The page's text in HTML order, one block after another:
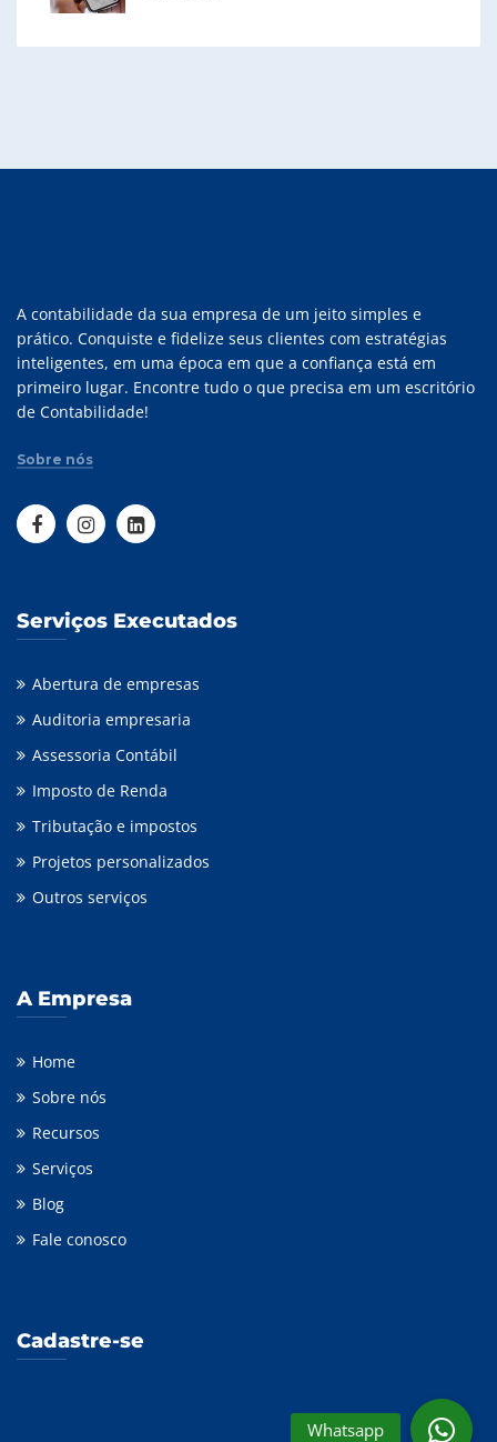
A contabilidade da sua empresa de um jeito simples e
prático. Conquiste e fidelize seus clientes com estratégias
inteligentes, em uma época em que a confiança está em
primeiro lugar. Encontre tudo o que precisa em um escritório
de Contabilidade!
Sobre nós
Serviços Executados
Abertura de empresas
Auditoria empresaria
Assessoria Contábil
Imposto de Renda
Tributação e impostos
Projetos personalizados
Outros serviços
A Empresa
Home
Sobre nós
Recursos
Serviços
Blog
Fale conosco
Cadastre-se